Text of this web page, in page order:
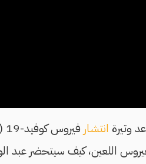
وتيرة انتشار
اللعين، كيف سيتحضر